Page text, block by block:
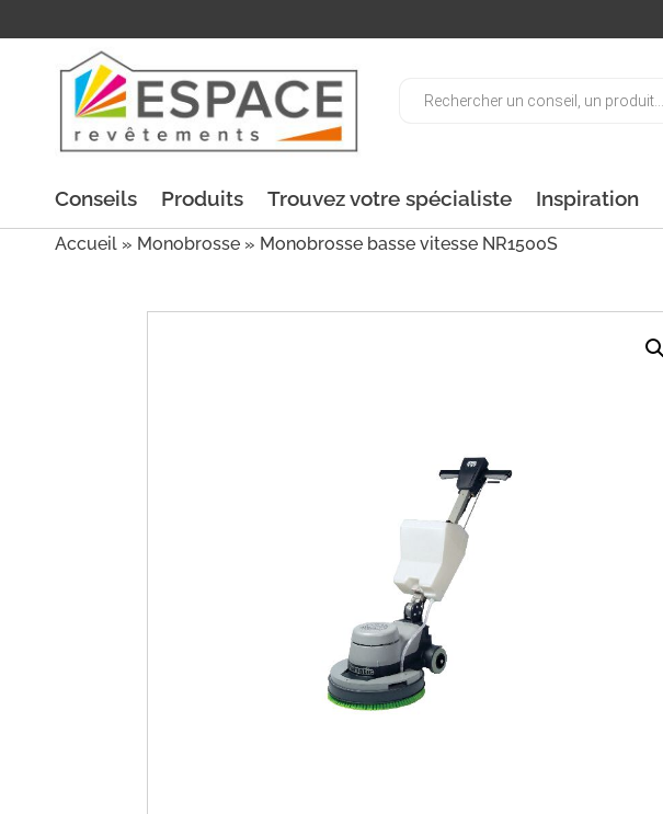
Conseils Produits Trouvez votre spécialiste Inspiration
Accueil » Monobrosse » Monobrosse basse vitesse NR1500S